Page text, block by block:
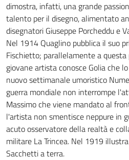
dimostra, infatti, una grande
talento per il disegno, alimentato
disegnatori Giuseppe Porcheddu e
Nel 1914 Quaglino pubblica il suo
Fischietto; parallelamente a
giovane artista conosce Golia che
nuovo settimanale umoristico
guerra mondiale non interrompe
Massimo che viene mandato al
l'artista non smentisce neppure in
acuto osservatore della realtà e
militare La Trincea. Nel 1919
Sacchetti a terra.